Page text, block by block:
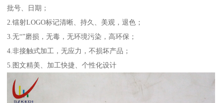
批号、日期；
2.镭射LOGO标记清晰、持久、美观，退色；
3.无“”磨损，无毒，无环境污染，高环保；
4.非接触式加工，无应力，不损坏产品；
5.图文精美、加工快捷、个性化设计